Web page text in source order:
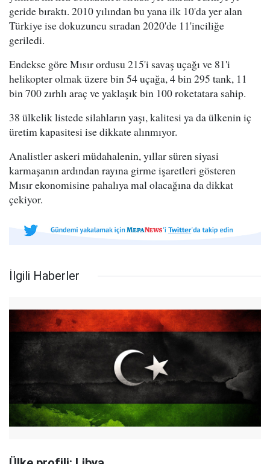
geride bıraktı. 2010 yılından bu yana ilk 10'da yer alan
Türkiye ise dokuzuncu sıradan 2020'de 11'inciliğe
geriledi.
Endekse göre Mısır ordusu 215'i savaş uçağı ve 81'i
helikopter olmak üzere bin 54 uçağa, 4 bin 295 tank, 11
bin 700 zırhlı araç ve yaklaşık bin 100 roketatara sahip.
38 ülkelik listede silahların yaşı, kalitesi ya da ülkenin iç
üretim kapasitesi ise dikkate alınmıyor.
Analistler askeri müdahalenin, yıllar süren siyasi
karmaşanın ardından rayına girme işaretleri gösteren
Mısır ekonomisine pahalıya mal olacağına da dikkat
çekiyor.
İlgili Haberler